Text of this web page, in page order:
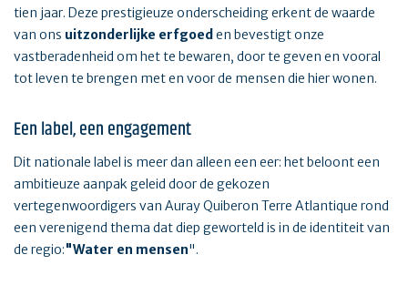
tien jaar. Deze prestigieuze onderscheiding erkent de waarde
van ons uitzonderlijke erfgoed en bevestigt onze
vastberadenheid om het te bewaren, door te geven en vooral
tot leven te brengen met en voor de mensen die hier wonen.
Een label, een engagement
Dit nationale label is meer dan alleen een eer: het beloont een
ambitieuze aanpak geleid door de gekozen
vertegenwoordigers van Auray Quiberon Terre Atlantique rond
een verenigend thema dat diep geworteld is in de identiteit van
de regio:"Water en mensen".